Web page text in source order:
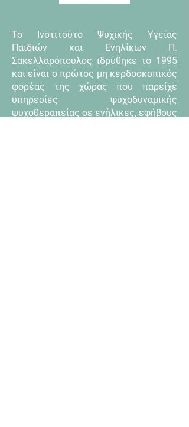
Το Ινστιτούτο Ψυχικής Υγείας
Παιδιών και Ενηλίκων Π.
Σακελλαρόπουλος ιδρύθηκε το 1995
και είναι ο πρώτος μη κερδοσκοπικός
φορέας της χώρας που παρείχε
υπηρεσίες ψυχοδυναμικής
ψυχοθεραπείας σε ενήλικες, εφήβους